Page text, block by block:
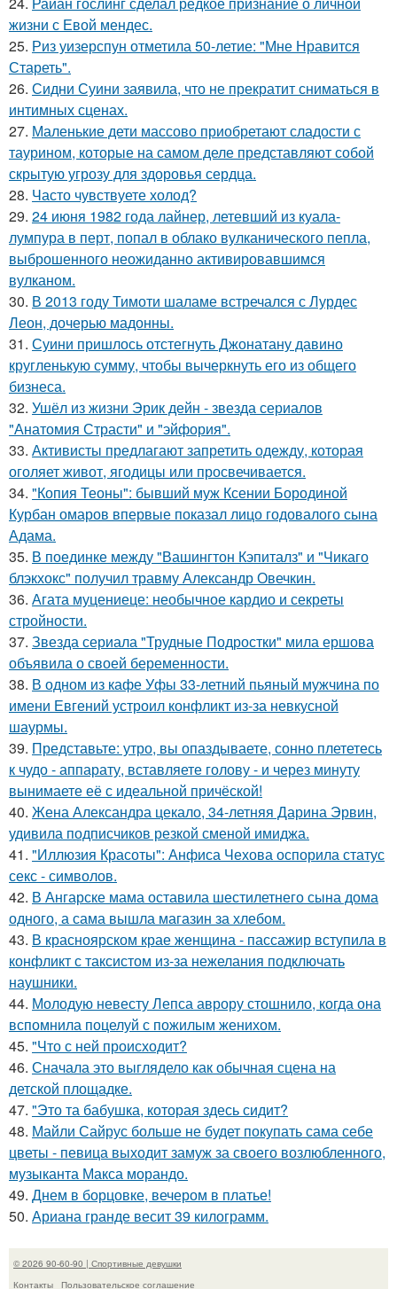
жизни с Евой мендес.
25. Риз уизерспун отметила 50-летие: "Мне Нравится
Стареть".
26. Сидни Суини заявила, что не прекратит сниматься в
интимных сценах.
27. Маленькие дети массово приобретают сладости с
таурином, которые на самом деле представляют собой
скрытую угрозу для здоровья сердца.
28. Часто чувствуете холод?
29. 24 июня 1982 года лайнер, летевший из куала-
лумпура в перт, попал в облако вулканического пепла,
выброшенного неожиданно активировавшимся
вулканом.
30. В 2013 году Тимоти шаламе встречался с Лурдес
Леон, дочерью мадонны.
31. Суини пришлось отстегнуть Джонатану давино
кругленькую сумму, чтобы вычеркнуть его из общего
бизнеса.
32. Ушёл из жизни Эрик дейн - звезда сериалов
"Анатомия Страсти" и "эйфория".
33. Активисты предлагают запретить одежду, которая
оголяет живот, ягодицы или просвечивается.
34. "Копия Теоны": бывший муж Ксении Бородиной
Курбан омаров впервые показал лицо годовалого сына
Адама.
35. В поединке между "Вашингтон Кэпиталз" и "Чикаго
блэкхокс" получил травму Александр Овечкин.
36. Агата муцениеце: необычное кардио и секреты
стройности.
37. Звезда сериала "Трудные Подростки" мила ершова
объявила о своей беременности.
38. В одном из кафе Уфы 33-летний пьяный мужчина по
имени Евгений устроил конфликт из-за невкусной
шаурмы.
39. Представьте: утро, вы опаздываете, сонно плететесь
к чудо - аппарату, вставляете голову - и через минуту
вынимаете её с идеальной причёской!
40. Жена Александра цекало, 34-летняя Дарина Эрвин,
удивила подписчиков резкой сменой имиджа.
41. "Иллюзия Красоты": Анфиса Чехова оспорила статус
секс - символов.
42. В Ангарске мама оставила шестилетнего сына дома
одного, а сама вышла магазин за хлебом.
43. В красноярском крае женщина - пассажир вступила в
конфликт с таксистом из-за нежелания подключать
наушники.
44. Молодую невесту Лепса аврору стошнило, когда она
вспомнила поцелуй с пожилым женихом.
45. "Что с ней происходит?
46. Сначала это выглядело как обычная сцена на
детской площадке.
47. "Это та бабушка, которая здесь сидит?
48. Майли Сайрус больше не будет покупать сама себе
цветы - певица выходит замуж за своего возлюбленного,
музыканта Макса морандо.
49. Днем в борцовке, вечером в платье!
50. Ариана гранде весит 39 килограмм.
© 2026 90-60-90 | Спортивные девушки
Контакты
Пользовательское соглашение